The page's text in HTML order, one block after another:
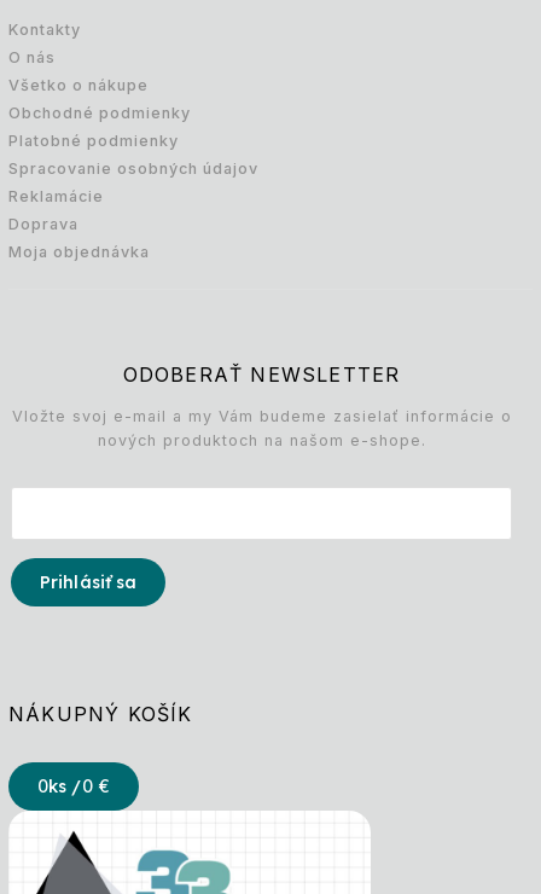
Kontakty
O nás
Všetko o nákupe
Obchodné podmienky
Platobné podmienky
Spracovanie osobných údajov
Reklamácie
Doprava
Moja objednávka
ODOBERAŤ NEWSLETTER
Vložte svoj e-mail a my Vám budeme zasielať informácie o
nových produktoch na našom e-shope.
Prihlásiť sa
NÁKUPNÝ KOŠÍK
0ks /0 €